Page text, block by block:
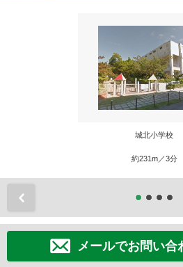
城北小学校
約231m／3分
メールでお問い合